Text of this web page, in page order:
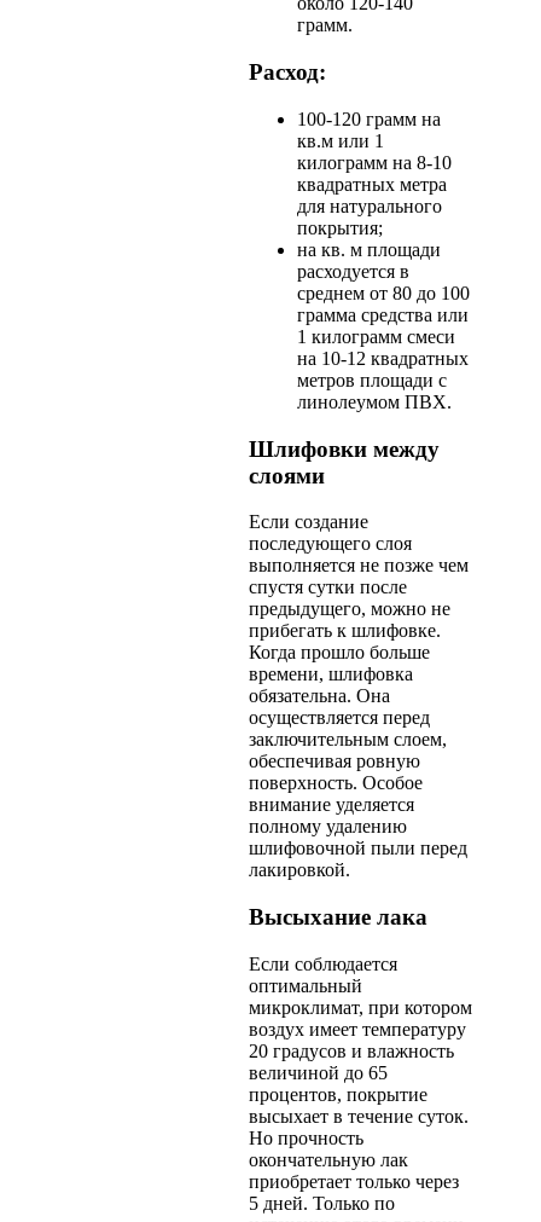
грамм.
Расход:
100-120 грамм на
кв.м или 1
килограмм на 8-10
квадратных метра
для натурального
покрытия;
на кв. м площади
расходуется в
среднем от 80 до 100
грамма средства или
1 килограмм смеси
на 10-12 квадратных
метров площади с
линолеумом ПВХ.
Шлифовки между
слоями
Если создание
последующего слоя
выполняется не позже чем
спустя сутки после
предыдущего, можно не
прибегать к шлифовке.
Когда прошло больше
времени, шлифовка
обязательна. Она
осуществляется перед
заключительным слоем,
обеспечивая ровную
поверхность. Особое
внимание уделяется
полному удалению
шлифовочной пыли перед
лакировкой.
Высыхание лака
Если соблюдается
оптимальный
микроклимат, при котором
воздух имеет температуру
20 градусов и влажность
величиной до 65
процентов, покрытие
высыхает в течение суток.
Но прочность
окончательную лак
приобретает только через
5 дней. Только по